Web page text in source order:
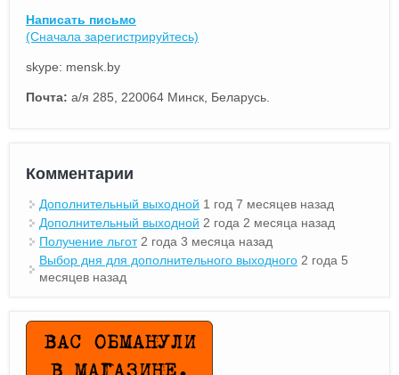
Написать письмо
(Сначала зарегистрируйтесь)
skype: mensk.by
Почта: а/я 285, 220064 Минск, Беларусь.
Комментарии
Дополнительный выходной 1 год 7 месяцев назад
Дополнительный выходной 2 года 2 месяца назад
Получение льгот 2 года 3 месяца назад
Выбор дня для дополнительного выходного 2 года 5
месяцев назад